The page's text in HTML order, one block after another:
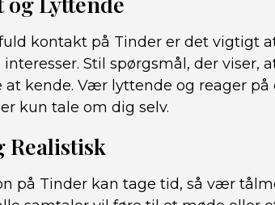
kontakt på Tinder er det vigtigt
Stil spørgsmål, der viser,
kende. Vær lyttende og reager på
kun tale om dig selv.
Realistisk
på Tinder kan tage tid, så vær